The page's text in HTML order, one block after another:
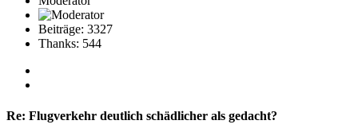
Beiträge: 3327
Thanks: 544
Re: Flugverkehr deutlich schädlicher als gedacht?